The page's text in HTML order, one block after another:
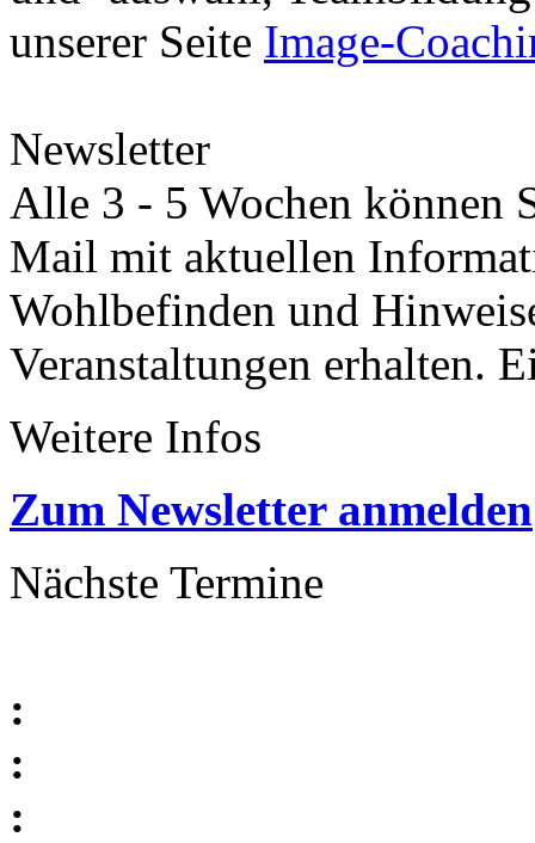
unserer Seite Image-
Newsletter
Alle 3 - 5 Wochen können
Mail mit aktuellen
Wohlbefinden und
Veranstaltungen erhalten.
Weitere Infos
Zum Newsletter anmelden
Nächste Termine
:
:
: